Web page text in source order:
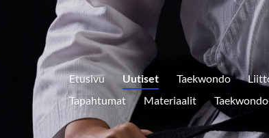
Etusivu Uutiset Taekwondo
Tapahtumat
Materiaalit